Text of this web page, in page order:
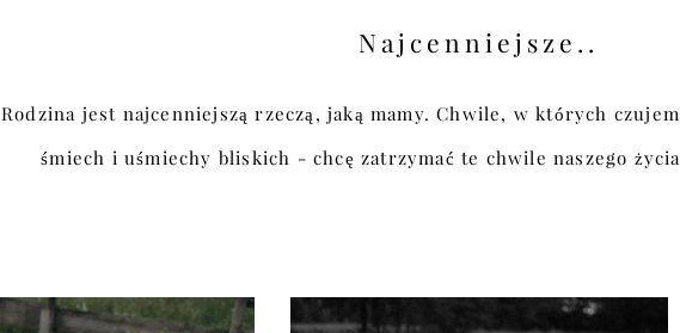
Najcenniejsze..
Rodzina jest najcenniejszą rzeczą, jaką mamy. Chwile, w których
śmiech i uśmiechy bliskich - chcę zatrzymać te chwile naszego